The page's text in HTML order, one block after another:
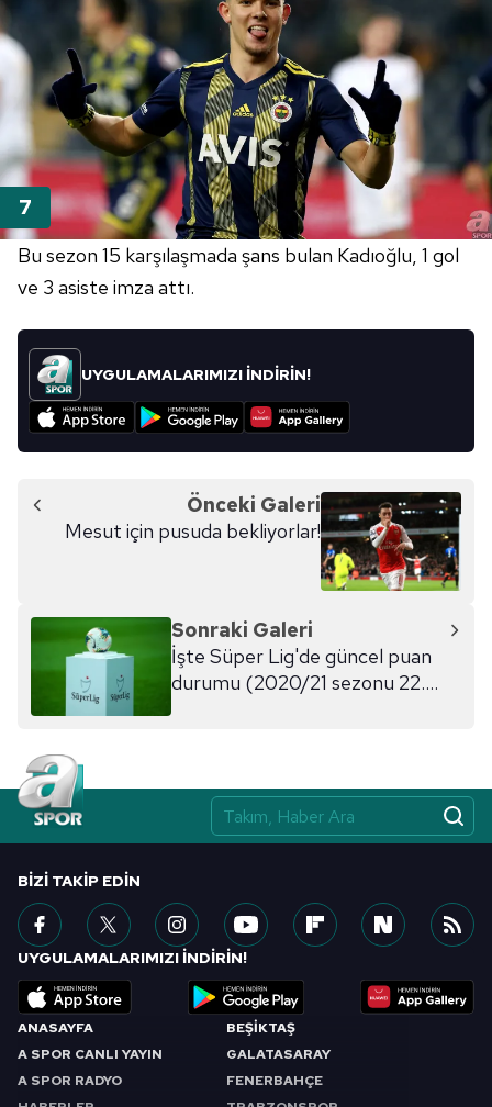
Bu sezon 15 karşılaşmada şans bulan Kadıoğlu, 1 gol
ve 3 asiste imza attı.
UYGULAMALARIMIZI İNDİRİN!
Önceki Galeri
Mesut için pusuda bekliyorlar!
Sonraki Galeri
İşte Süper Lig'de güncel puan
durumu (2020/21 sezonu 22.
ANASAYFA
A SPOR CANLI YAYIN
A SPOR RADYO
BEŞİKTAŞ
GALATASARAY
FENERBAHÇE
BIZI TAKIP EDIN
UYGULAMALARIMIZI İNDİRİN!